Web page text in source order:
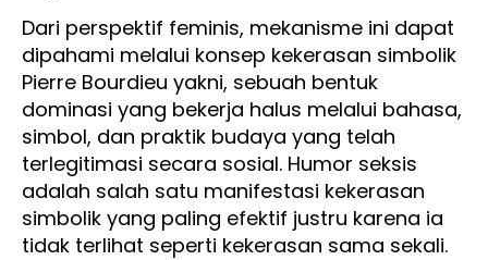
Dari perspektif feminis, mekanisme ini dapat
dipahami melalui konsep kekerasan simbolik
Pierre Bourdieu yakni, sebuah bentuk
dominasi yang bekerja halus melalui bahasa,
simbol, dan praktik budaya yang telah
terlegitimasi secara sosial. Humor seksis
adalah salah satu manifestasi kekerasan
simbolik yang paling efektif justru karena ia
tidak terlihat seperti kekerasan sama sekali.